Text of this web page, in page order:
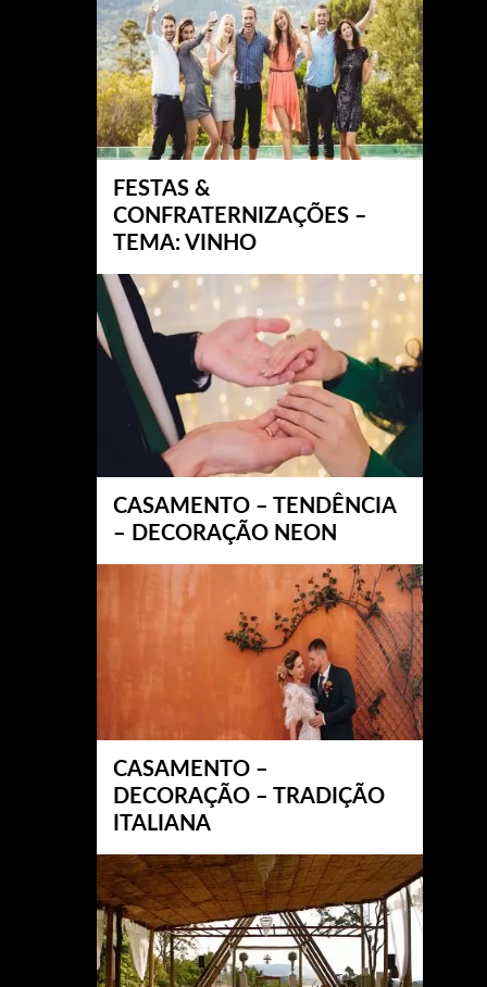
FESTAS &
CONFRATERNIZAÇÕES –
TEMA: VINHO
CASAMENTO – TENDÊNCIA
– DECORAÇÃO NEON
CASAMENTO –
DECORAÇÃO – TRADIÇÃO
ITALIANA